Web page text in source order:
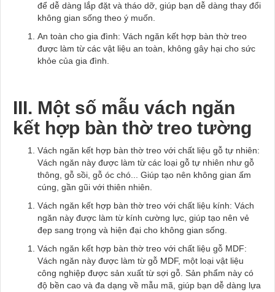
để dễ dàng lắp đặt và tháo dỡ, giúp bạn dễ dàng thay đổi
không gian sống theo ý muốn.
An toàn cho gia đình: Vách ngăn kết hợp bàn thờ treo
được làm từ các vật liệu an toàn, không gây hại cho sức
khỏe của gia đình.
III. Một số mẫu vách ngăn
kết hợp bàn thờ treo tường
Vách ngăn kết hợp bàn thờ treo với chất liệu gỗ tự nhiên:
Vách ngăn này được làm từ các loại gỗ tự nhiên như gỗ
thông, gỗ sồi, gỗ óc chó... Giúp tạo nên không gian ấm
cúng, gần gũi với thiên nhiên.
Vách ngăn kết hợp bàn thờ treo với chất liệu kính: Vách
ngăn này được làm từ kính cường lực, giúp tạo nên vẻ
đẹp sang trọng và hiện đại cho không gian sống.
Vách ngăn kết hợp bàn thờ treo với chất liệu gỗ MDF:
Vách ngăn này được làm từ gỗ MDF, một loại vật liệu
công nghiệp được sản xuất từ sợi gỗ. Sản phẩm này có
độ bền cao và đa dạng về mẫu mã, giúp bạn dễ dàng lựa